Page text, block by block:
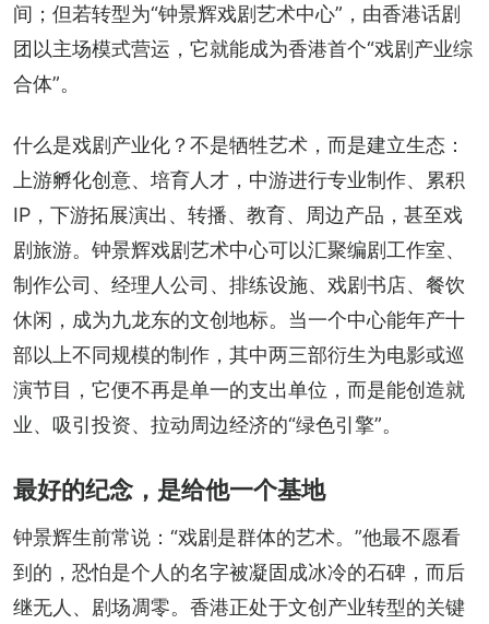
间；但若转型为“钟景辉戏剧艺术中心”，由香港话剧
团以主场模式营运，它就能成为香港首个“戏剧产业综
合体”。
什么是戏剧产业化？不是牺牲艺术，而是建立生态：
上游孵化创意、培育人才，中游进行专业制作、累积
IP，下游拓展演出、转播、教育、周边产品，甚至戏
剧旅游。钟景辉戏剧艺术中心可以汇聚编剧工作室、
制作公司、经理人公司、排练设施、戏剧书店、餐饮
休闲，成为九龙东的文创地标。当一个中心能年产十
部以上不同规模的制作，其中两三部衍生为电影或巡
演节目，它便不再是单一的支出单位，而是能创造就
业、吸引投资、拉动周边经济的“绿色引擎”。
最好的纪念，是给他一个基地
钟景辉生前常说：“戏剧是群体的艺术。”他最不愿看
到的，恐怕是个人的名字被凝固成冰冷的石碑，而后
继无人、剧场凋零。香港正处于文创产业转型的关键